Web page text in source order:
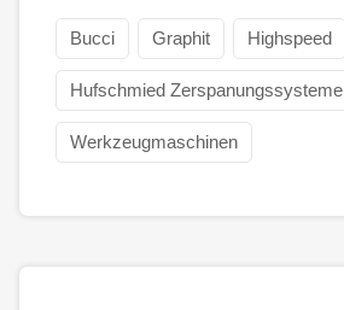
Bucci Graphit Highspeed
Hufschmied Zerspanungssysteme
Werkzeugmaschinen